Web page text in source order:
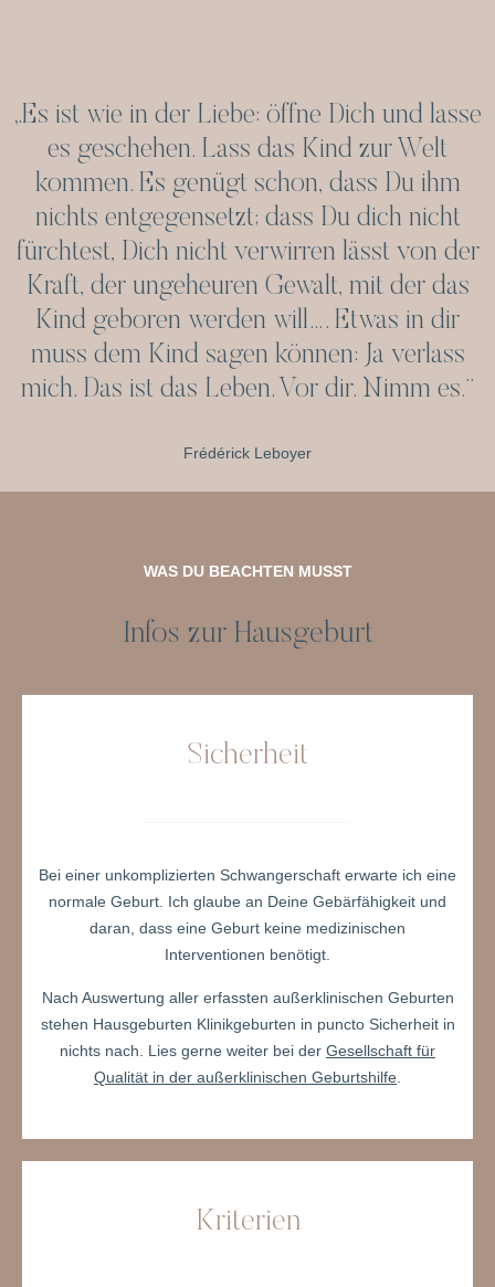
„Es ist wie in der Liebe: öffne Dich und lasse
es geschehen. Lass das Kind zur Welt
kommen. Es genügt schon, dass Du ihm
nichts entgegensetzt; dass Du dich nicht
fürchtest, Dich nicht verwirren lässt von der
Kraft, der ungeheuren Gewalt, mit der das
Kind geboren werden will…. Etwas in dir
muss dem Kind sagen können: Ja verlass
mich. Das ist das Leben. Vor dir. Nimm es.“
Frédérick Leboyer
WAS DU BEACHTEN MUSST
Infos zur Hausgeburt
Sicherheit
Bei einer unkomplizierten Schwangerschaft erwarte ich eine
normale Geburt. Ich glaube an Deine Gebärfähigkeit und
daran, dass eine Geburt keine medizinischen
Interventionen benötigt.
Nach Auswertung aller erfassten außerklinischen Geburten
stehen Hausgeburten Klinikgeburten in puncto Sicherheit in
nichts nach. Lies gerne weiter bei der Gesellschaft für
Qualität in der außerklinischen Geburtshilfe
Kriterien